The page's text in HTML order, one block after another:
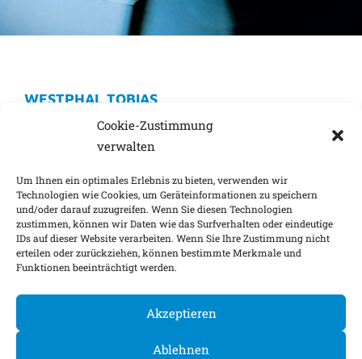
Cookie-Zustimmung
verwalten
Um Ihnen ein optimales Erlebnis zu bieten, verwenden wir
Technologien wie Cookies, um Geräteinformationen zu speichern
und/oder darauf zuzugreifen. Wenn Sie diesen Technologien
zustimmen, können wir Daten wie das Surfverhalten oder eindeutige
IDs auf dieser Website verarbeiten. Wenn Sie Ihre Zustimmung nicht
erteilen oder zurückziehen, können bestimmte Merkmale und
Funktionen beeinträchtigt werden.
Akzeptieren
Ablehnen
RECHTSABTEILUNG
WESTPHAL TOBIAS
Tobias Westphal + 49 (0) 6403 609 99 30
t.westphal@mupg.de
Weiterlesen »
Impressum Nachhaltigkeitsfaktoren
Datenschutz Barrierefreiheit
Cookie-Einstellungen
©